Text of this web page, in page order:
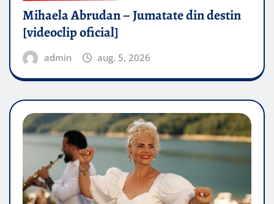
Mihaela Abrudan – Jumatate din destin
[videoclip oficial]
admin aug. 5, 2026